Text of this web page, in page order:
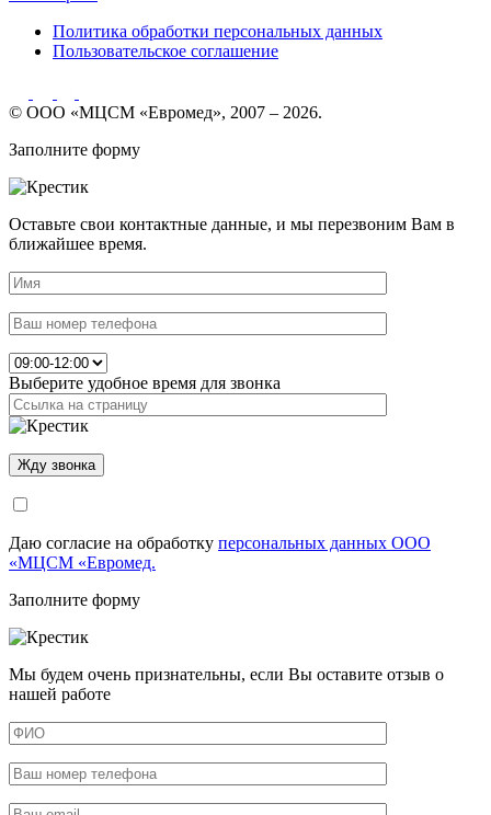
Политика обработки персональных данных
Пользовательское соглашение
© ООО «МЦСМ «Евромед», 2007 – 2026.
Заполните форму
Оставьте свои контактные данные, и мы перезвоним Вам в
ближайшее время.
Выберите удобное время для звонка
Даю согласие на обработку персональных данных ООО
«МЦСМ «Евромед.
Заполните форму
Мы будем очень признательны, если Вы оставите отзыв о
нашей работе